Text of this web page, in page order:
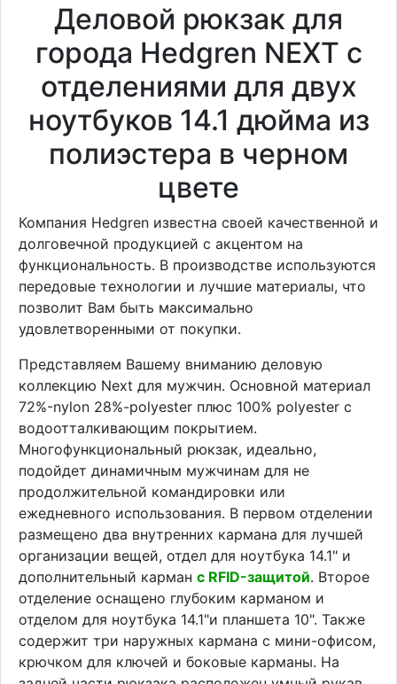
Деловой рюкзак для
города Hedgren NEXT с
отделениями для двух
ноутбуков 14.1 дюйма из
полиэстера в черном
цвете
Компания Hedgren известна своей качественной и
долговечной продукцией с акцентом на
функциональность. В производстве используются
передовые технологии и лучшие материалы, что
позволит Вам быть максимально
удовлетворенными от покупки.
Представляем Вашему вниманию деловую
коллекцию Next для мужчин. Основной материал
72%-nylon 28%-polyester плюс 100% polyester с
водоотталкивающим покрытием.
Многофункциональный рюкзак, идеально,
подойдет динамичным мужчинам для не
продолжительной командировки или
ежедневного использования. В первом отделении
размещено два внутренних кармана для лучшей
организации вещей, отдел для ноутбука 14.1" и
дополнительный карман с RFID-защитой. Второе
отделение оснащено глубоким карманом и
отделом для ноутбука 14.1"и планшета 10". Также
содержит три наружных кармана с мини-офисом,
крючком для ключей и боковые карманы. На